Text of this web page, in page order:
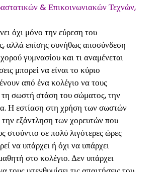
& Επικοινωνιακών Τεχνών,
όχι μόνο την εύρεση του
αλλά επίσης συνήθως αποσύνδεση
γυμνασίου και τι αναμένεται
μπορεί να είναι το κύριο
από ένα κολέγιο να τους
τη σωστή στάση του σώματος, την
Η εστίαση στη χρήση των σωστών
εξάντληση των χορευτών που
στούντιο σε πολύ λιγότερες ώρες
να υπάρχει ή όχι να υπάρχει
στο κολέγιο. Δεν υπάρχει